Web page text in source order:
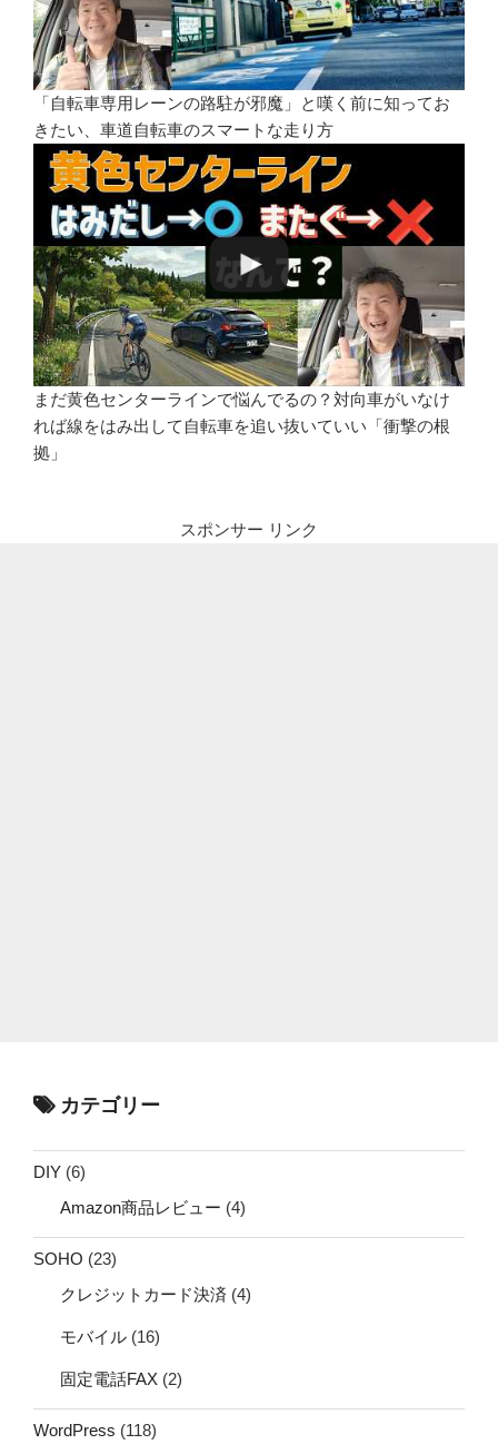
「自転車専用レーンの路駐が邪魔」と嘆く前に知ってお
きたい、車道自転車のスマートな走り方
まだ黄色センターラインで悩んでるの？対向車がいなけ
れば線をはみ出して自転車を追い抜いていい「衝撃の根
拠」
スポンサー リンク
カテゴリー
DIY (6)
Amazon商品レビュー (4)
SOHO (23)
クレジットカード決済 (4)
モバイル (16)
固定電話FAX (2)
WordPress (118)